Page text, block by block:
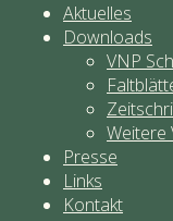
Aktuelles
Downloads
VNP
Weitere
Presse
Links
Kontakt